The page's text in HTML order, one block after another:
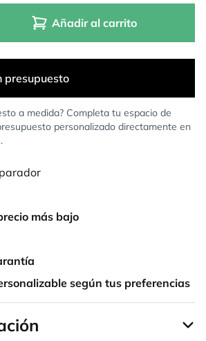
Añadir al carrito
a medida? Completa tu espacio de
personalizado directamente en
presupuesto
más bajo
según tus preferencias